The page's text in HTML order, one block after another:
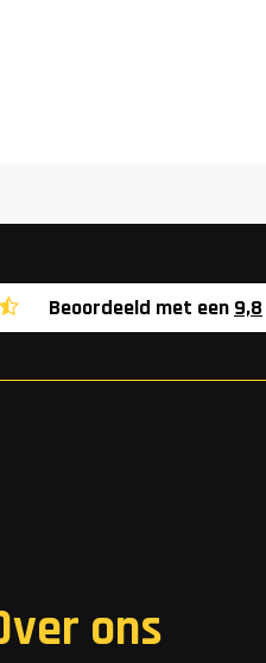
Beoordeeld met een 9,8
ons